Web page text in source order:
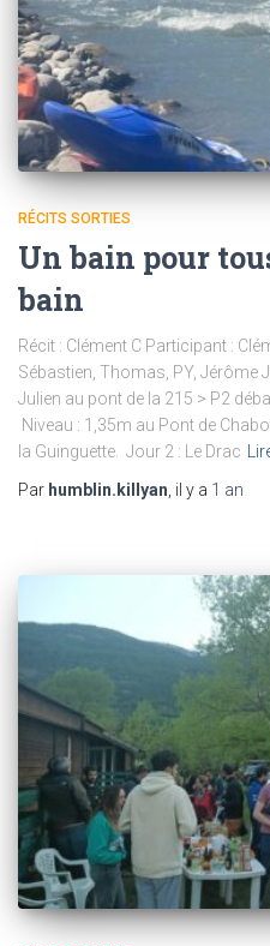
RÉCITS SORTIES
Un bain pour
bain
Récit : Clément C Participant :
Sébastien, Thomas, PY, Jérôme
Julien au pont de la 215 > P2
Niveau : 1,35m au Pont de
la Guinguette. Jour 2 : Le Drac
Par humblin.killyan , il y a 1 an